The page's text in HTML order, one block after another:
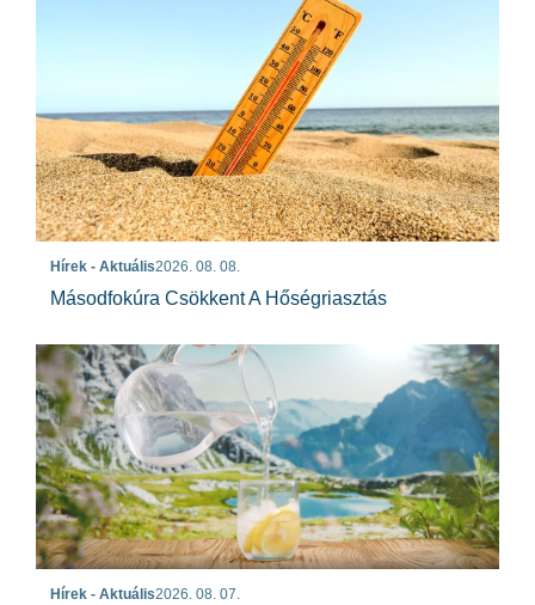
Hírek - Aktuális2026. 08. 08.
Másodfokúra Csökkent A Hőségriasztás
Hírek - Aktuális2026. 08. 07.